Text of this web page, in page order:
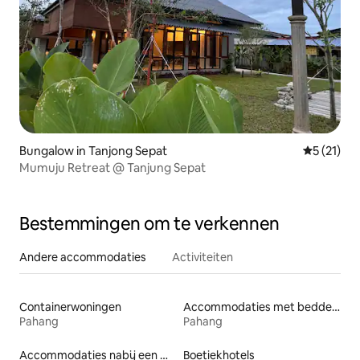
Bungalow in Tanjong Sepat
5 (21)
Mumuju Retreat @ Tanjung Sepat
Bestemmingen om te verkennen
Andere accommodaties Activiteiten
Containerwoningen
Pahang
Accommodaties met bedden op toegankelijke hoogte
Pahang
Accommodaties nabij een meer Boetiekhotels